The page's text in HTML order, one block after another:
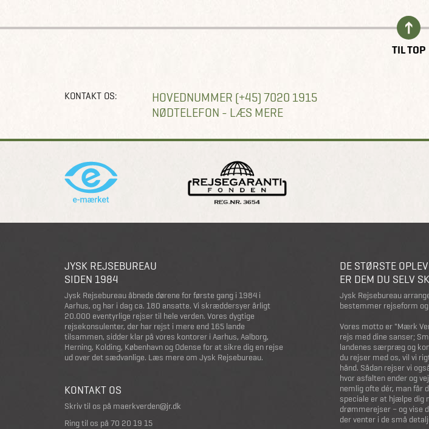
TIL TOP
KONTAKT OS:
HOVEDNUMMER (+45) 7020 1915
NØDTELEFON - LÆS MERE
JYSK REJSEBUREAU
SIDEN 1984
Jysk Rejsebureau åbnede dørene for første gang i 1984 i
Aarhus, og har i dag ca. 180 ansatte. Vi skræddersyer årligt
20.000 eventyrlige rejser til hele verden. Vores dygtige
rejsekonsulenter, der har rejst i mere end 165 lande
tilsammen, sidder klar på vores kontorer i Aarhus, Aalborg,
Herning, Kolding, København og Odense for at sikre dig en rejse
ud over det sædvanlige. Læs mere om Jysk Rejsebureau.
KONTAKT OS
Skriv til os på maerkverden@jr.dk
Ring til os på 70 20 19 15
DE STØRSTE
ER DEM DU SELV
Jysk Rejsebureau
bestemmer rejseform
Vores motto er "Mærk
rejs med dine sanser;
landenes særpræg og
du rejser med os, vil vi
hånd. Sådan rejser vi
hvor asfalten ender og
nemlig ofte dér, man får
speciale er at hjælpe dig
drømmerejser – og vise
der venter i de små